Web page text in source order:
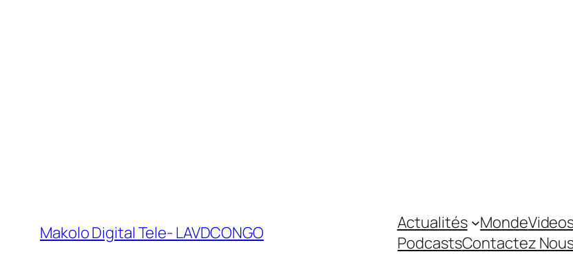
Makolo Digital Tele- LAVDCONGO Actualités Monde
PodcastsContactez